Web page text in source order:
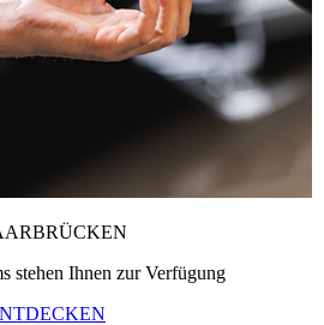
stehen Ihnen zur Verfügung